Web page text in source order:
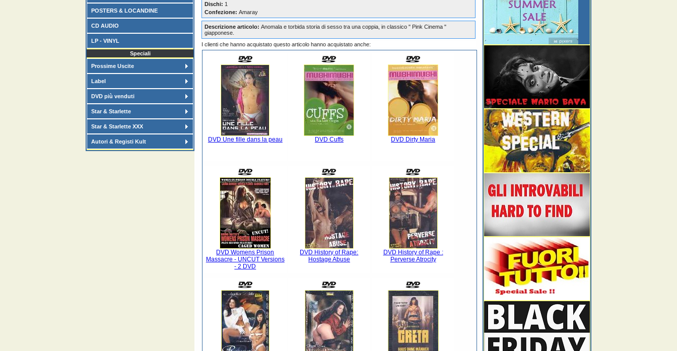
POSTERS & LOCANDINE
CD AUDIO
LP - VINYL
Speciali
Prossime Uscite
Label
DVD più venduti
Star & Starlette
Star & Starlette XXX
Autori & Registi Kult
Dischi: 1
Confezione: Amaray
Descrizione articolo: Anomala e torbida storia di sesso tra una coppia, in classico " Pink Cinema "
giapponese.
I clienti che hanno acquistato questo articolo hanno acquistato anche:
DVD Une fille dans la peau DVD Cuffs DVD Dirty Maria
DVD Womens Prison
Massacre - UNCUT Versions
- 2 DVD
DVD History of Rape:
Hostage Abuse
DVD History of Rape :
Perverse Atrocity